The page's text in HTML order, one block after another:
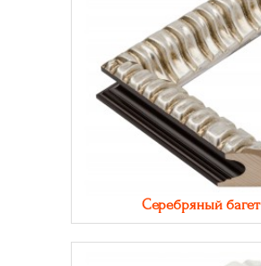
Серебряный багет